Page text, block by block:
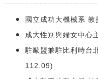
國立成功大機械系
成大性別與婦女中心
駐歐盟兼駐比利時台
112.09)